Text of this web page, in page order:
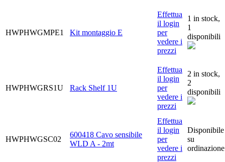
HWPHWGMPE1 Kit montaggio E
Effettua
il login
per
vedere i
prezzi
1 in stock,
1
disponibili
HWPHWGRS1U Rack Shelf 1U
Effettua
il login
per
vedere i
prezzi
2 in stock,
2
disponibili
HWPHWGSC02
600418 Cavo sensibile
WLD A - 2mt
Effettua
il login
per
vedere i
prezzi
Disponibile
su
ordinazione